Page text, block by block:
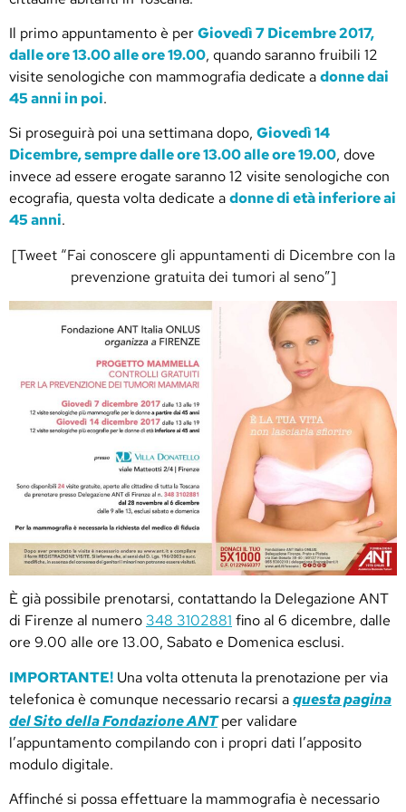
Il primo appuntamento è perGiovedì 7 Dicembre 2017,
dalle ore 13.00 alle ore 19.00, quando saranno fruibili 12
visite senologiche con mammografia dedicate adonne dai
45 anni in poi.
Si proseguirà poi una settimana dopo, Giovedì 14
Dicembre, sempre dalle ore 13.00 alle ore 19.00, dove
invece ad essere erogate saranno 12 visite senologiche con
ecografia, questa volta dedicate adonne di età inferiore ai
45 anni.
[Tweet “Fai conoscere gli appuntamenti di Dicembre con la
prevenzione gratuita dei tumori al seno”]
È già possibile prenotarsi, contattando la Delegazione ANT
di Firenze al numero348 3102881 fino al 6 dicembre, dalle
ore 9.00 alle ore 13.00, Sabato e Domenica esclusi.
IMPORTANTE! Una volta ottenuta la prenotazione per via
telefonica è comunque necessario recarsi aquesta pagina
del Sito della Fondazione ANTper validare
l’appuntamento compilando con i propri dati l’apposito
modulo digitale.
Affinché si possa effettuare la mammografia è necessario